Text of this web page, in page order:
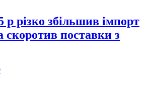
р різко збільшив імпорт
скоротив поставки з